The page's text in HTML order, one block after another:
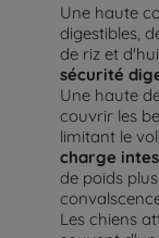
Une haute
digestibles,
de riz et
sécurité
Une haute
couvrir les
limitant le
charge
de poids
Les chiens